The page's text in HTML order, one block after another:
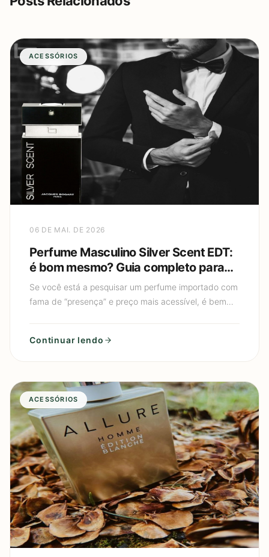
ACESSÓRIOS
06 DE MAI. DE 2026
Perfume Masculino Silver Scent EDT:
é bom mesmo? Guia completo para
escolher e usar sem exagerar
Se você está a pesquisar um perfume importado com
fama de “presença” e preço mais acessível, é bem
Continuar lendo
ACESSÓRIOS